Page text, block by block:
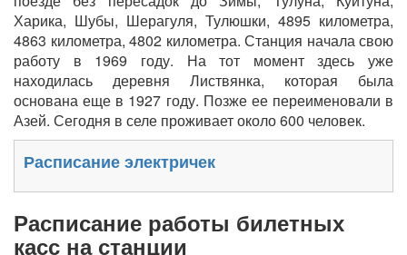
Харика, Шубы, Шерагуля, Тулюшки, 4895 километра,
4863 километра, 4802 километра. Станция начала свою
работу в 1969 году. На тот момент здесь уже
находилась деревня Листвянка, которая была
основана еще в 1927 году. Позже ее переименовали в
Азей. Сегодня в селе проживает около 600 человек.
Расписание электричек
Расписание работы билетных
касс на станции